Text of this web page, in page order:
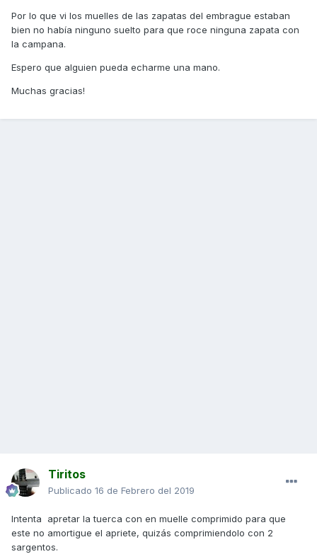
Por lo que vi los muelles de las zapatas del embrague estaban
bien no había ninguno suelto para que roce ninguna zapata con
la campana.
Espero que alguien pueda echarme una mano.
Muchas gracias!
Tiritos
Publicado 16 de Febrero del 2019
Intenta apretar la tuerca con en muelle comprimido para que
este no amortigue el apriete, quizás comprimiendolo con 2
sargentos.